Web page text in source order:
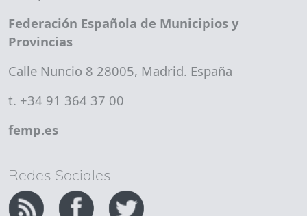
Federación Española de Municipios y
Provincias
Calle Nuncio 8 28005, Madrid. España
t. +34 91 364 37 00
femp.es
Redes Sociales